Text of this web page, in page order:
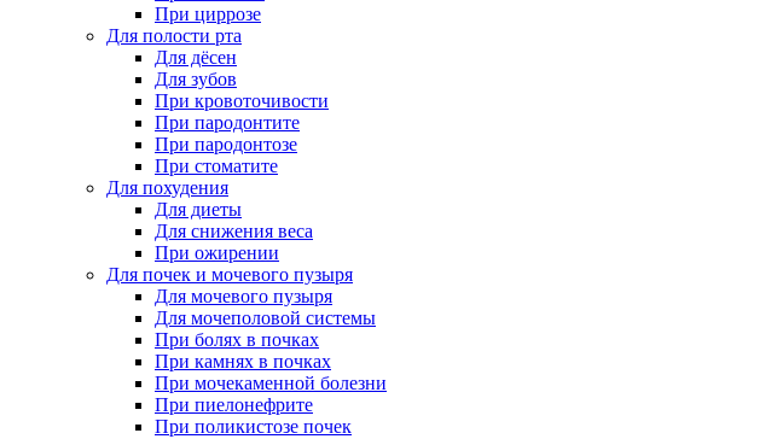
При циррозе
Для полости рта
Для дёсен
Для зубов
При кровоточивости
При пародонтите
При пародонтозе
При стоматите
Для похудения
Для диеты
Для снижения веса
При ожирении
Для почек и мочевого пузыря
Для мочевого пузыря
Для мочеполовой системы
При болях в почках
При камнях в почках
При мочекаменной болезни
При пиелонефрите
При поликистозе почек